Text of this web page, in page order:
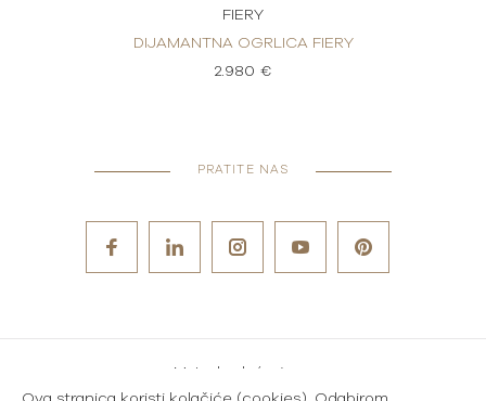
FIERY
DIJAMANTNA OGRLICA FIERY
2.980 €
PRATITE NAS